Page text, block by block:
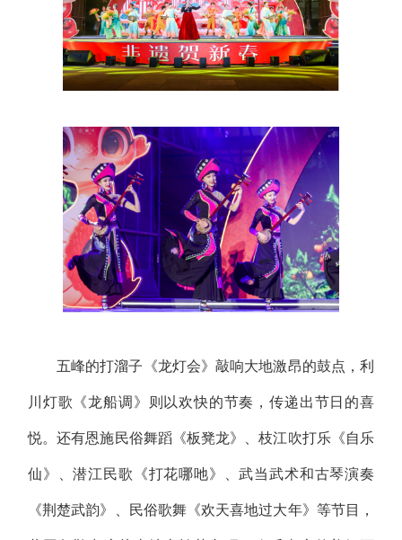
五峰的打溜子《龙灯会》敲响大地激昂的鼓点，利
川灯歌《龙船调》则以欢快的节奏，传递出节日的喜
悦。还有恩施民俗舞蹈《板凳龙》、枝江吹打乐《自乐
仙》、潜江民歌《打花哪吔》、武当武术和古琴演奏
《荆楚武韵》、民俗歌舞《欢天喜地过大年》等节目，